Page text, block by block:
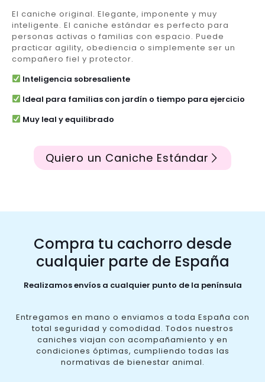
El caniche original. Elegante, imponente y muy
inteligente. El caniche estándar es perfecto para
personas activas o familias con espacio. Puede
practicar agility, obediencia o simplemente ser un
compañero fiel y protector.
Inteligencia sobresaliente
Ideal para familias con jardín o tiempo para ejercicio
Muy leal y equilibrado
Quiero un Caniche Estándar
Compra tu cachorro desde
cualquier parte de España
Realizamos envíos a cualquier punto de la península
Entregamos en mano o enviamos a toda España con
total seguridad y comodidad. Todos nuestros
caniches viajan con acompañamiento y en
condiciones óptimas, cumpliendo todas las
normativas de bienestar animal.